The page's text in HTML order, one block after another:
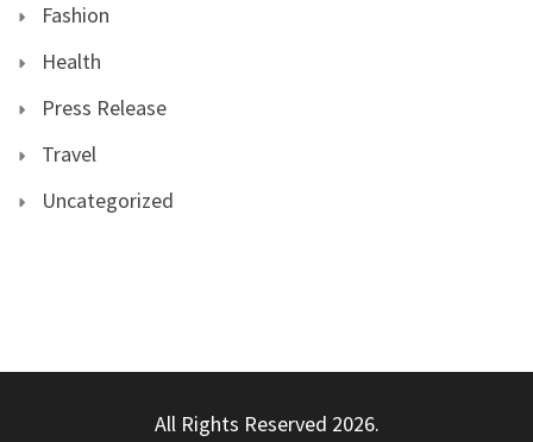
Fashion
Health
Press Release
Travel
Uncategorized
All Rights Reserved 2026.